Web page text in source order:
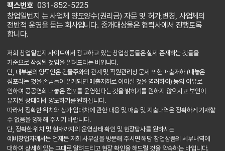
팩스번호 031-852-5225
창업일번지 는 사업체 양도양수(권리금) 자문 및 허가,변경, 사업체의
전반적 운영을 돕는 회사입니다. 중개대상물은 협력사에서 진행토록
합니다.
저희 창업일번지 사이트에서 광고하고 있는 창업상품들은 실제 존재하는 것들을
기준으로 작성된 것임을 알려드리는 바입니다.
단, 대부분의 양도인은 건물주와의 관계 및 직원관리상 문제 또한 매출저하 (내놓은
점포라는 것을 손님들이 알게되면 매출저하로 이어질 것을 염려하여) 등의 이유로
인하여 공공연희 내놓은 점포를 운영한다는 것을 밝히기를 원하지 않으시고 보안이
유지된 상태에서 양도하기를 원하십니다.
따라서 정확한 위치와 상가 임대차에 관한 내용 및 매출 및 지출내역은 정확하게 기재할
수 없음을 양해해 주시기 바랍니다.
단, 정확한 위치 및 현재까지의 운영상태 확인 및 현장답사를 원하시는
예비창업자께서는 언제든 저희 사무실을 방문해 주시면 해당 창업상품의 세부내역에
대하여 상세히 있는 그대로 알려드리고 현장 확인을 해드릴 것을 약속하는 바입니다.